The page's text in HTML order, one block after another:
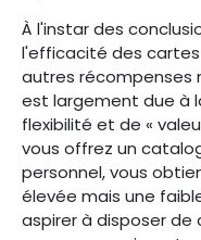
À l'instar des
l'efficacité des
autres récompenses
est largement due à
flexibilité et de «
vous offrez un
personnel, vous
élevée mais une
aspirer à disposer de